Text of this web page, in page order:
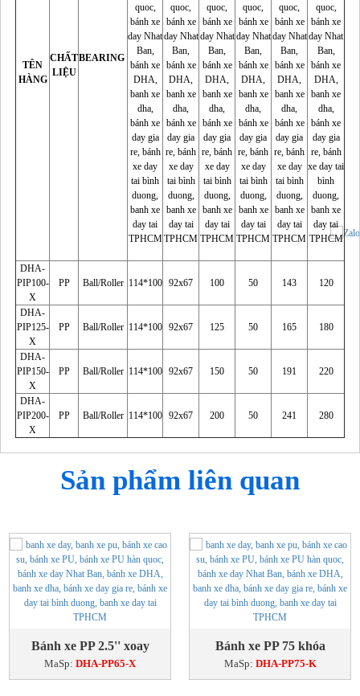
TÊN
HÀNG
CHẤT
LIỆU
BEARING
DHA-
PIP100-
X
PP Ball/Roller 114*100 92x67 100 50 143 120
DHA-
PIP125-
X
PP Ball/Roller 114*100 92x67 125 50 165 180
DHA-
PIP150-
X
PP Ball/Roller 114*100 92x67 150 50 191 220
DHA-
PIP200-
X
PP Ball/Roller 114*100 92x67 200 50 241 280
Sản phẩm liên quan
Bánh xe PP 2.5'' xoay
MaSp: DHA-PP65-X
Bánh xe PP 75 khóa
MaSp: DHA-PP75-K